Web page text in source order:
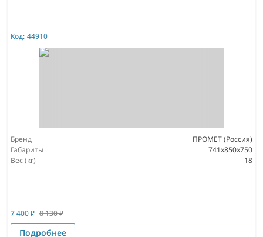
Код: 44910
Бренд
ПРОМЕТ (Россия)
Габариты
741x850x750
Вес (кг)
18
7 400₽ 8 130₽
Подробнее